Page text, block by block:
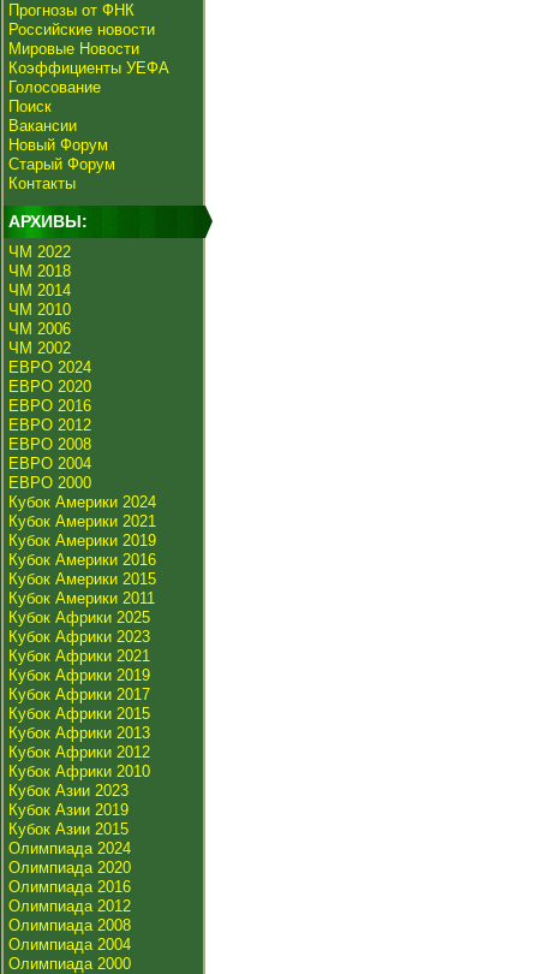
Прогнозы от ФНК
Российские новости
Мировые Новости
Коэффициенты УЕФА
Голосование
Поиск
Вакансии
Новый Форум
Старый Форум
Контакты
АРХИВЫ:
ЧМ 2022
ЧМ 2018
ЧМ 2014
ЧМ 2010
ЧМ 2006
ЧМ 2002
ЕВРО 2024
ЕВРО 2020
ЕВРО 2016
ЕВРО 2012
ЕВРО 2008
ЕВРО 2004
ЕВРО 2000
Кубок Америки 2024
Кубок Америки 2021
Кубок Америки 2019
Кубок Америки 2016
Кубок Америки 2015
Кубок Америки 2011
Кубок Африки 2025
Кубок Африки 2023
Кубок Африки 2021
Кубок Африки 2019
Кубок Африки 2017
Кубок Африки 2015
Кубок Африки 2013
Кубок Африки 2012
Кубок Африки 2010
Кубок Азии 2023
Кубок Азии 2019
Кубок Азии 2015
Олимпиада 2024
Олимпиада 2020
Олимпиада 2016
Олимпиада 2012
Олимпиада 2008
Олимпиада 2004
Олимпиада 2000